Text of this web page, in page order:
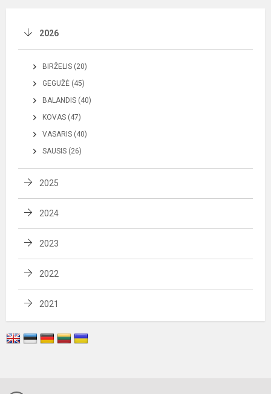
2026
BIRŽELIS (20)
GEGUŽĖ (45)
BALANDIS (40)
KOVAS (47)
VASARIS (40)
SAUSIS (26)
2025
2024
2023
2022
2021